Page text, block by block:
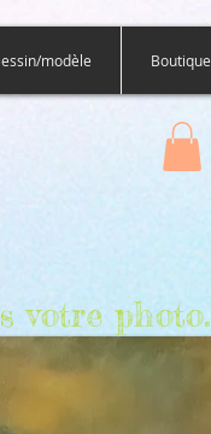
modèle Boutique
votre photo.